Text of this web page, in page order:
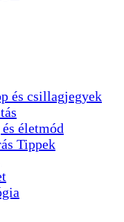
és csillagjegyek
és életmód
Tippek